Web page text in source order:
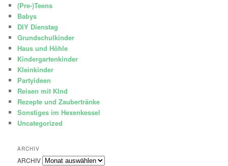
(Pre-)Teens
Babys
DIY Dienstag
Grundschulkinder
Haus und Höhle
Kindergartenkinder
Kleinkinder
Partyideen
Reisen mit KInd
Rezepte und Zaubertränke
Sonstiges im Hexenkessel
Uncategorized
ARCHIV
ARCHIV